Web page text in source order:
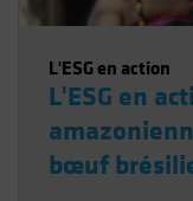
L'ESG en action
L'ESG en
bœuf